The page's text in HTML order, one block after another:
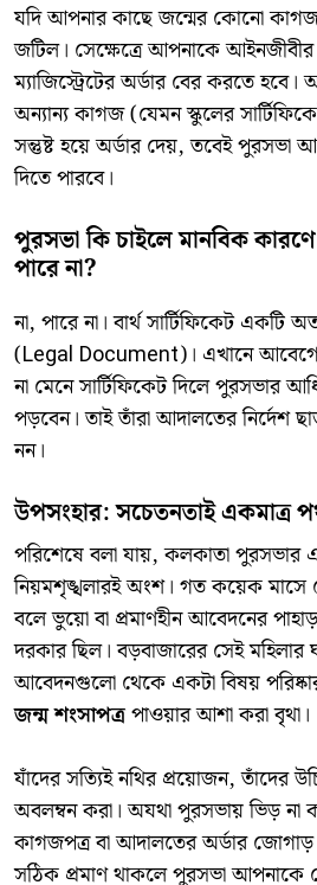
​যদি আপনার কাছে জন্মের কোনো কাগজ
জটিল। সেক্ষেত্রে আপনাকে আইনজীবীর
ম্যাজিস্ট্রেটের অর্ডার বের করতে
অন্যান্য কাগজ (যেমন স্কুলের
সন্তুষ্ট হয়ে অর্ডার দেয়, তবেই পুরসভা
দিতে পারবে।
​পুরসভা কি চাইলে মানবিক কারণে
পারে না?
​না, পারে না। বার্থ সার্টিফিকেট একটি
(Legal Document)। এখানে
না মেনে সার্টিফিকেট দিলে পুরসভার
পড়বেন। তাই তাঁরা আদালতের নির্দেশ
নন।
​উপসংহার: সচেতনতাই একমাত্র
​পরিশেষে বলা যায়, কলকাতা
নিয়মশৃঙ্খলারই অংশ। গত কয়েক মাসে
বলে ভুয়ো বা প্রমাণহীন আবেদনের
দরকার ছিল। বড়বাজারের সেই মহিলার
আবেদনগুলো থেকে একটা বিষয়
জন্ম শংসাপত্রপাওয়ার আশা করা বৃথা।
​যাঁদের সত্যিই নথির প্রয়োজন, তাঁদের
অবলম্বন করা। অযথা পুরসভায় ভিড়
কাগজপত্র বা আদালতের অর্ডার
সঠিক প্রমাণ থাকলে পুরসভা আপনাকে